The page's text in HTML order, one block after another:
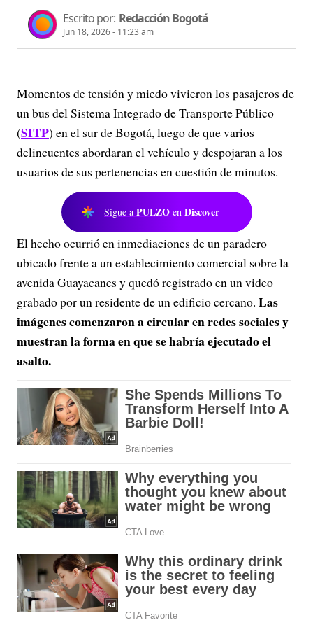
Escrito por: Redacción Bogotá
Jun 18, 2026 - 11:23 am
Momentos de tensión y miedo vivieron los pasajeros de
un bus del Sistema Integrado de Transporte Público
(SITP) en el sur de Bogotá, luego de que varios
delincuentes abordaran el vehículo y despojaran a los
usuarios de sus pertenencias en cuestión de minutos.
Sigue a PULZO en Discover
El hecho ocurrió en inmediaciones de un paradero
ubicado frente a un establecimiento comercial sobre la
avenida Guayacanes y quedó registrado en un video
grabado por un residente de un edificio cercano. Las
imágenes comenzaron a circular en redes sociales y
muestran la forma en que se habría ejecutado el
asalto.